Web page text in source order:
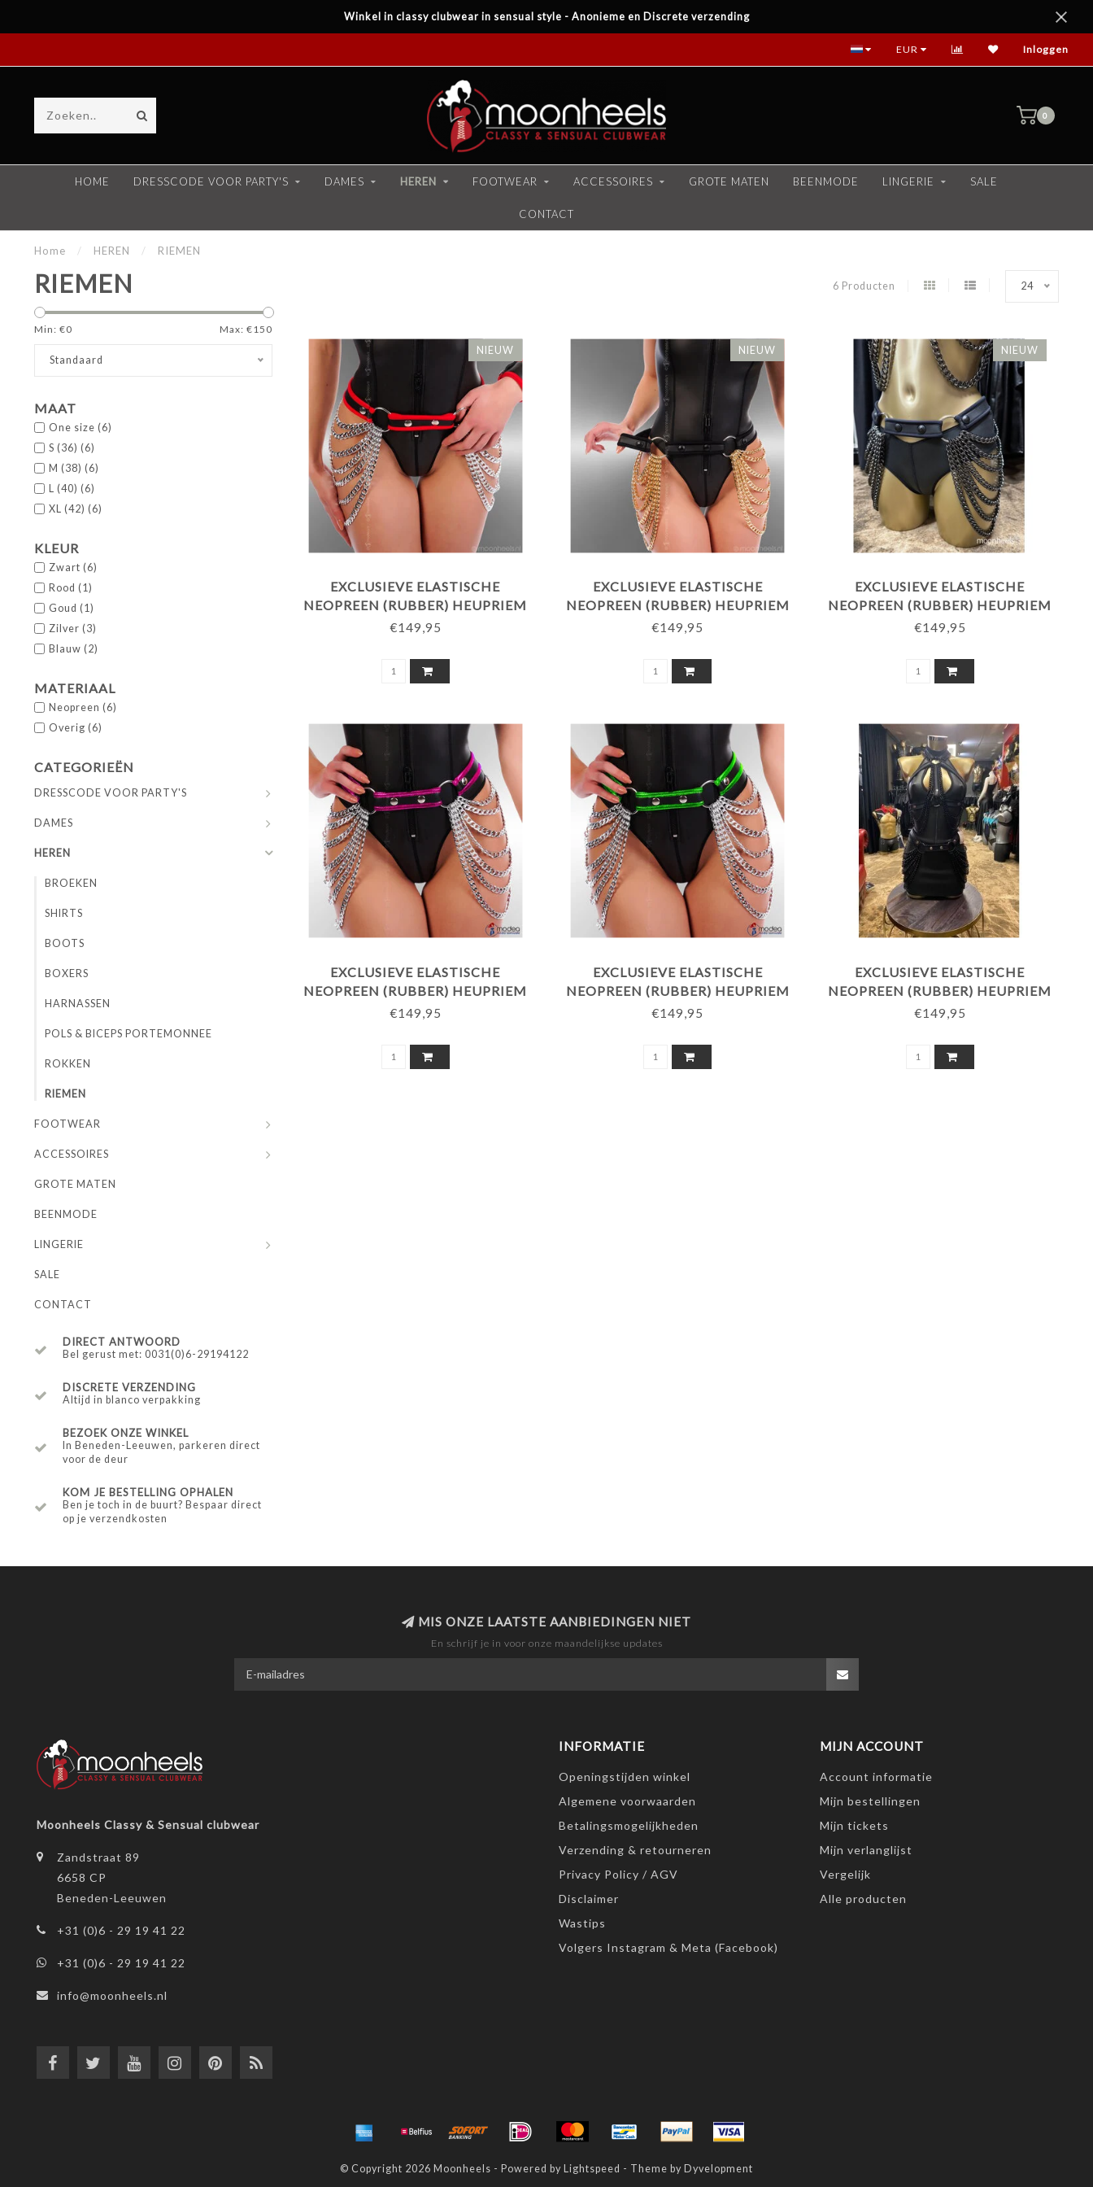
Winkel in classy clubwear in sensual style - Anonieme en Discrete verzending
EUR Inloggen
0
HOME DRESSCODE VOOR PARTY'S DAMES HEREN FOOTWEAR ACCESSOIRES GROTE MATEN BEENMODE LINGERIE SALE
CONTACT
Home / HEREN / RIEMEN
RIEMEN 6 Producten 24
Min: €0 Max: €150
Standaard
MAAT
One size (6)
S (36) (6)
M (38) (6)
L (40) (6)
XL (42) (6)
KLEUR
Zwart (6)
Rood (1)
Goud (1)
Zilver (3)
Blauw (2)
MATERIAAL
Neopreen (6)
Overig (6)
CATEGORIEËN
DRESSCODE VOOR PARTY'S
DAMES
HEREN
BROEKEN
SHIRTS
BOOTS
BOXERS
HARNASSEN
POLS & BICEPS PORTEMONNEE
ROKKEN
RIEMEN
FOOTWEAR
ACCESSOIRES
GROTE MATEN
BEENMODE
LINGERIE
SALE
CONTACT
DIRECT ANTWOORD
Bel gerust met: 0031(0)6-29194122
DISCRETE VERZENDING
Altijd in blanco verpakking
BEZOEK ONZE WINKEL
In Beneden-Leeuwen, parkeren direct
voor de deur
KOM JE BESTELLING OPHALEN
Ben je toch in de buurt? Bespaar direct
op je verzendkosten
NIEUW
EXCLUSIEVE ELASTISCHE
NEOPREEN (RUBBER) HEUPRIEM
MET KETTINGEN - RODE BIES
€149,95
NIEUW
EXCLUSIEVE ELASTISCHE
NEOPREEN (RUBBER) HEUPRIEM
MET GOUDKLEURIGE KETTINGEN
€149,95
NIEUW
EXCLUSIEVE ELASTISCHE
NEOPREEN (RUBBER) HEUPRIEM
MET CRYSTAL BLACK KETTINGEN
€149,95
EXCLUSIEVE ELASTISCHE
NEOPREEN (RUBBER) HEUPRIEM
MET KETTINGEN - REFLECTIVE
€149,95
EXCLUSIEVE ELASTISCHE
NEOPREEN (RUBBER) HEUPRIEM
MET KETTINGEN -
€149,95
EXCLUSIEVE ELASTISCHE
NEOPREEN (RUBBER) HEUPRIEM
MET ZWARTE KETTINGEN -
€149,95
MIS ONZE LAATSTE AANBIEDINGEN NIET
En schrijf je in voor onze maandelijkse updates
Moonheels Classy & Sensual clubwear
Zandstraat 89
6658 CP
Beneden-Leeuwen
+31 (0)6 - 29 19 41 22
+31 (0)6 - 29 19 41 22
info@moonheels.nl
INFORMATIE
Openingstijden winkel
Algemene voorwaarden
Betalingsmogelijkheden
Verzending & retourneren
Privacy Policy / AGV
Disclaimer
Wastips
Volgers Instagram & Meta (Facebook)
MIJN ACCOUNT
Account informatie
Mijn bestellingen
Mijn tickets
Mijn verlanglijst
Vergelijk
Alle producten
© Copyright 2026 Moonheels - Powered by Lightspeed - Theme by Dyvelopment